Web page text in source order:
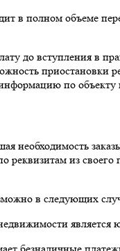
в полном объеме
до вступления в
приостановки
по
необходимость
реквизитам из
в следующих
является
безналичные